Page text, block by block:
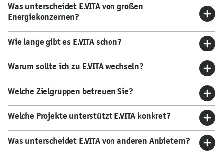
Was unterscheidet E.VITA von großen
Energiekonzernen?
Wie lange gibt es E.VITA schon?
Warum sollte ich zu E.VITA wechseln?
Welche Zielgruppen betreuen Sie?
Welche Projekte unterstützt E.VITA konkret?
Was unterscheidet E.VITA von anderen Anbietern?